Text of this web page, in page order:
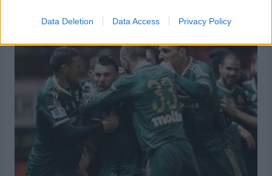
Data Deletion Data Access Privacy Policy